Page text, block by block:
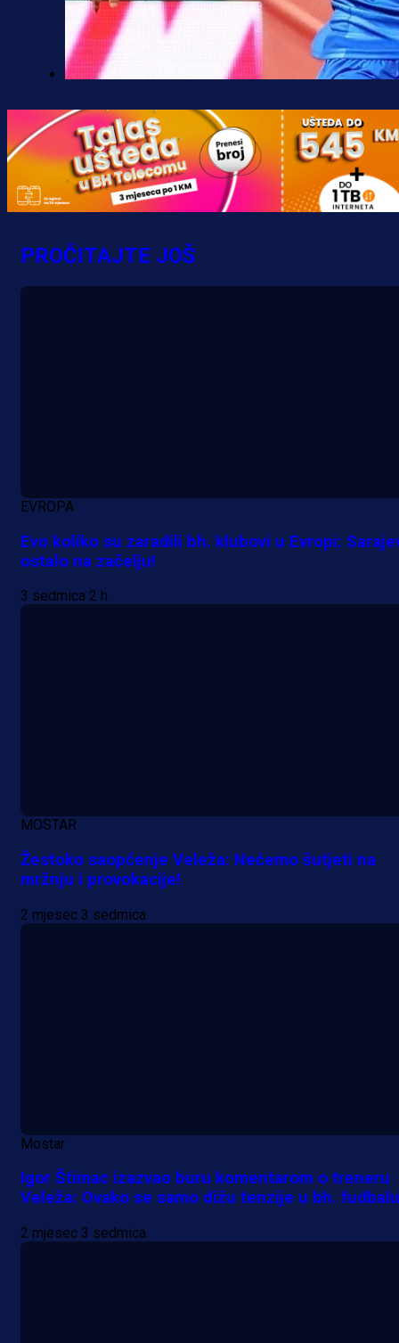
Željo uprkos svim problemima
krenuo pobjedom: Plavi slavili na
Grbavici!
Premijer liga BiH
Grbavica se prisjetila Izeta
PROČITAJTE JOŠ
EVROPA
Evo koliko su zaradili bh. klubovi u Evropi:
ostalo na začelju!
3 sedmica 2 h
MOSTAR
Žestoko saopćenje Veleža: Nećemo šutjeti na
mržnju i provokacije!
2 mjesec 3 sedmica
Mostar
Igor Štimac izazvao buru komentarom o treneru
Veleža: Ovako se samo dižu tenzije u bh. fudbalu
2 mjesec 3 sedmica